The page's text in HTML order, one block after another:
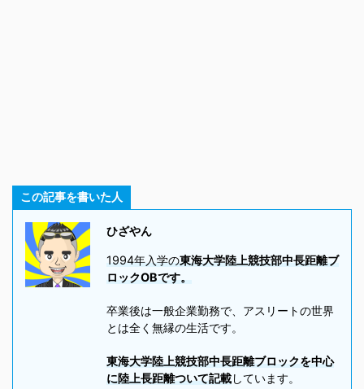
この記事を書いた人
ひざやん
1994年入学の東海大学陸上競技部中長距離ブ
ロックOBです。
卒業後は一般企業勤務で、アスリートの世界
とは全く無縁の生活です。
東海大学陸上競技部中長距離ブロックを中心
に陸上長距離ついて記載しています。